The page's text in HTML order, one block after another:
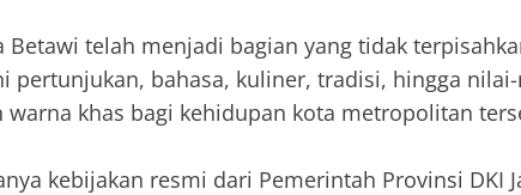
telah menjadi bagian yang tidak
pertunjukan, bahasa, kuliner, tradisi, hingga
khas bagi kehidupan kota metropolitan
kebijakan resmi dari Pemerintah Provinsi DKI